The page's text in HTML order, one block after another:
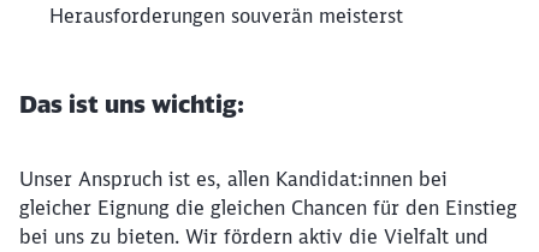
Herausforderungen souverän meisterst
Das ist uns wichtig:
Unser Anspruch ist es, allen Kandidat:innen bei
gleicher Eignung die gleichen Chancen für den Einstieg
bei uns zu bieten. Wir fördern aktiv die Vielfalt und